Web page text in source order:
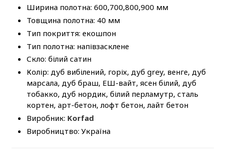
Ширина полотна: 600,700,800,900 мм
Товщина полотна: 40 мм
Тип покриття: екошпон
Тип полотна: напівзасклене
Скло: білий сатин
Колір: дуб вибілений, горіх, дуб grey, венге, дуб
марсала, дуб браш, ЕШ-вайт, ясен білий, дуб
тобакко, дуб нордик, білий перламутр, сталь
кортен, арт-бетон, лофт бетон, лайт бетон
Виробник: Korfad
Виробництво: Україна